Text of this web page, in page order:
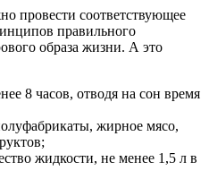
провести соответствующее
правильного
образа жизни. А это
8 часов, отводя на сон время
жирное мясо,
жидкости, не менее 1,5 л в